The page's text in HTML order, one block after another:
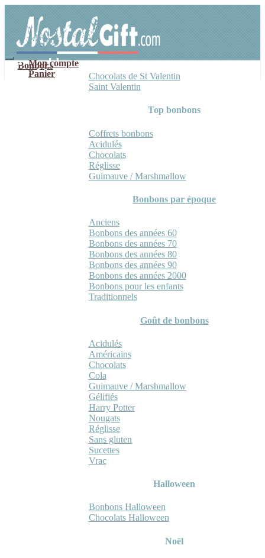
navigation
contenu
Mon compte
Panier
Bonbons
Chocolats de St Valentin
Saint Valentin
Top bonbons
Coffrets bonbons
Acidulés
Chocolats
Réglisse
Guimauve / Marshmallow
Bonbons par époque
Anciens
Bonbons des années 60
Bonbons des années 70
Bonbons des années 80
Bonbons des années 90
Bonbons des années 2000
Bonbons pour les enfants
Traditionnels
Goût de bonbons
Acidulés
Américains
Chocolats
Cola
Guimauve / Marshmallow
Gélifiés
Harry Potter
Nougats
Réglisse
Sans gluten
Sucettes
Vrac
Halloween
Bonbons Halloween
Chocolats Halloween
Noël